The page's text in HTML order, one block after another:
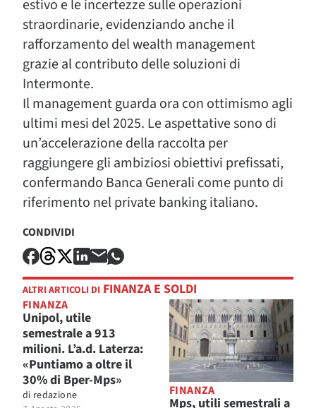
estivo e le incertezze sulle operazioni
straordinarie, evidenziando anche il
rafforzamento del wealth management
grazie al contributo delle soluzioni di
Intermonte.
Il management guarda ora con ottimismo agli
ultimi mesi del 2025. Le aspettative sono di
un’accelerazione della raccolta per
raggiungere gli ambiziosi obiettivi prefissati,
confermando Banca Generali come punto di
riferimento nel private banking italiano.
CONDIVIDI
ALTRI ARTICOLI DI FINANZA E SOLDI
FINANZA
Unipol, utile
semestrale a 913
milioni. L’a.d. Laterza:
«Puntiamo a oltre il
30% di Bper-Mps»
di redazione
FINANZA
Mps, utili semestrali a